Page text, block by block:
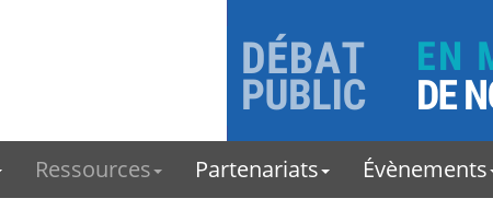
Ressources Partenariats Évènements